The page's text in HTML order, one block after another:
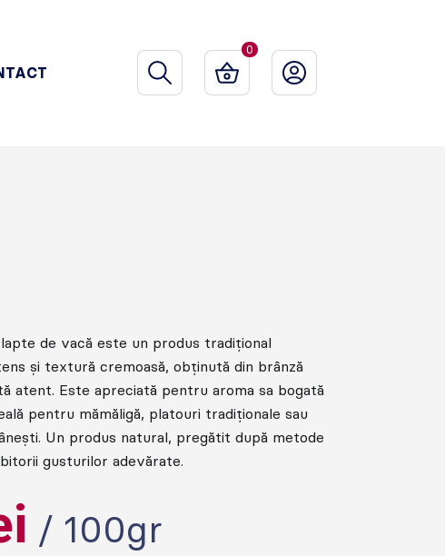
0
de vacă este un produs tradițional
și textură cremoasă, obținută din brânză
atent. Este apreciată pentru aroma sa bogată
pentru mămăligă, platouri tradiționale sau
Un produs natural, pregătit după metode
gusturilor adevărate.
/ 100gr